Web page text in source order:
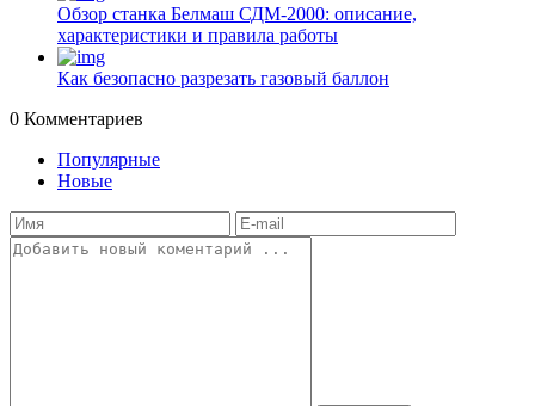
Обзор станка Белмаш СДМ-2000: описание,
характеристики и правила работы
Как безопасно разрезать газовый баллон
0 Комментариев
Популярные
Новые